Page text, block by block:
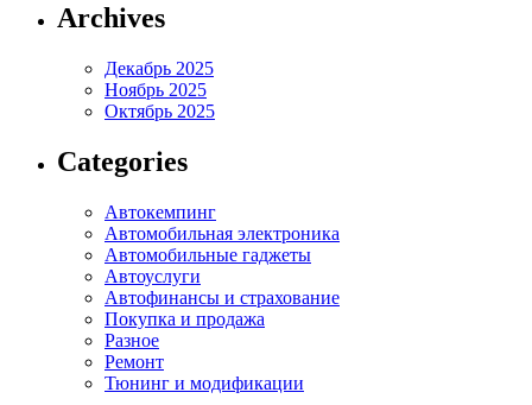
Archives
Декабрь 2025
Ноябрь 2025
Октябрь 2025
Categories
Автокемпинг
Автомобильная электроника
Автомобильные гаджеты
Автоуслуги
Автофинансы и страхование
Покупка и продажа
Разное
Ремонт
Тюнинг и модификации